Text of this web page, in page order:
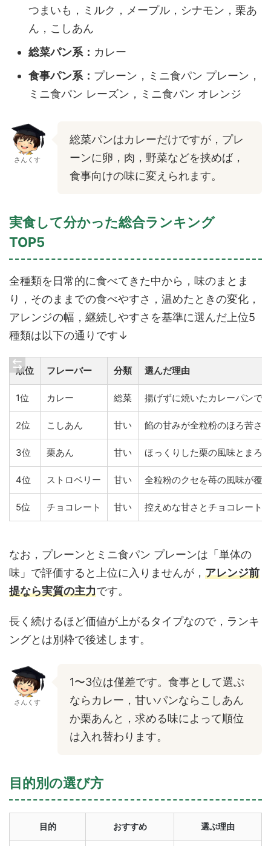
つまいも，ミルク，メープル，シナモン，栗あ
ん，こしあん
総菜パン系： カレー
食事パン系： プレーン，ミニ食パン プレーン，
ミニ食パン レーズン，ミニ食パン オレンジ
さんくす
総菜パンはカレーだけですが，プレ
ーンに卵，肉，野菜などを挟めば，
食事向けの味に変えられます。
実食して分かった総合ランキング
TOP5
全種類を日常的に食べてきた中から，味のまとま
り，そのままでの食べやすさ，温めたときの変化，
アレンジの幅，継続しやすさを基準に選んだ上位5
種類は以下の通りです↓
順位 フレーバー 分類 選んだ理由
1位 カレー 総菜 揚げずに焼いたカレーパンで
2位 こしあん 甘い 餡の甘みが全粒粉のほろ苦さ
3位 栗あん 甘い ほっくりした栗の風味とまろ
4位 ストロベリー 甘い 全粒粉のクセを苺の風味が覆
5位 チョコレート 甘い 控えめな甘さとチョコレート
なお，プレーンとミニ食パン プレーンは「単体の
味」で評価すると上位に入りませんが， アレンジ前
提なら実質の主力です。
長く続けるほど価値が上がるタイプなので，ランキ
ングとは別枠で後述します。
さんくす
1〜3位は僅差です。食事として選ぶ
ならカレー，甘いパンならこしあん
か栗あんと，求める味によって順位
は入れ替わります。
目的別の選び方
目的 おすすめ 選ぶ理由